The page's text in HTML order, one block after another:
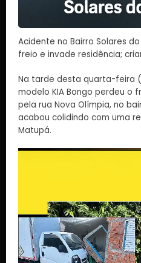
Acidente no Bairro Solares
freio e invade residência;
Na tarde desta quarta-feira
modelo KIA Bongo perdeu o
pela rua Nova Olímpia, no
acabou colidindo com uma
Matupá.